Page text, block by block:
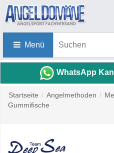
Menü
WhatsApp
Startseite / Angelmethoden /
Gummifische